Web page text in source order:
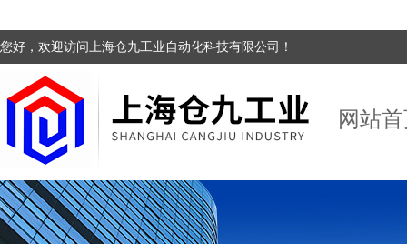
您好，欢迎访问上海仓九工业自动化科技有限公司！
网站